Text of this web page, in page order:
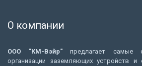
О компании
ООО "КМ-Вэйр"предлагает самые
организации заземляющих устройств и